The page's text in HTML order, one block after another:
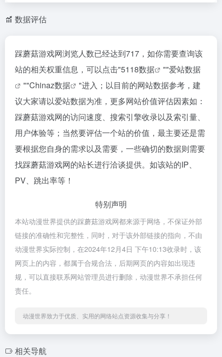
数据评估
踩蘑菇游戏网浏览人数已经达到717，如你需要查询该
站的相关权重信息，可以点击"5118数据 ""爱站数据
""Chinaz数据
"进入；以目前的网站数据参考，建
议大家请以爱站数据为准，更多网站价值评估因素如：
踩蘑菇游戏网的访问速度、搜索引擎收录以及索引量、
用户体验等；当然要评估一个站的价值，最主要还是需
要根据您自身的需求以及需要，一些确切的数据则需要
找踩蘑菇游戏网的站长进行洽谈提供。如该站的IP、
PV、跳出率等！
特别声明
本站动漫世界提供的踩蘑菇游戏网都来源于网络，不保证外部
链接的准确性和完整性，同时，对于该外部链接的指向，不由
动漫世界实际控制，在2024年12月4日 下午10:13收录时，该
网页上的内容，都属于合规合法，后期网页的内容如出现违
规，可以直接联系网站管理员进行删除，动漫世界不承担任何
责任。
动漫世界致力于优质、实用的网络站点资源收集与分享！
相关导航